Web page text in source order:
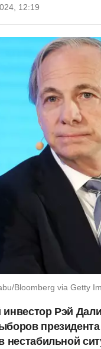
12:19
Bloomberg via Getty
Рэй
нестабильной